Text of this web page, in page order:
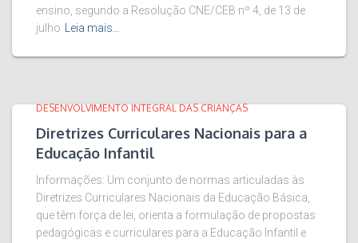
ensino, segundo a Resolução CNE/CEB nº 4, de 13 de
julho
Leia mais…
DESENVOLVIMENTO INTEGRAL DAS CRIANÇAS
Diretrizes Curriculares Nacionais para a
Educação Infantil
Informações: Um conjunto de normas articuladas às
Diretrizes Curriculares Nacionais da Educação Básica,
que têm força de lei, orienta a formulação de propostas
pedagógicas e curriculares para a Educação Infantil e